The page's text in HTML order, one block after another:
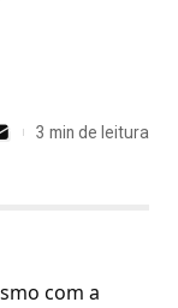
3 min de leitura
com a